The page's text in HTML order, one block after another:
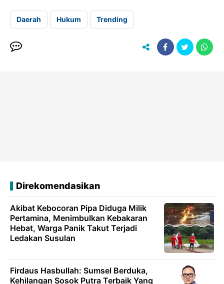
Daerah Hukum Trending
Direkomendasikan
Akibat Kebocoran Pipa Diduga Milik
Pertamina, Menimbulkan Kebakaran
Hebat, Warga Panik Takut Terjadi
Ledakan Susulan
Firdaus Hasbullah: Sumsel Berduka,
Kehilangan Sosok Putra Terbaik Yang